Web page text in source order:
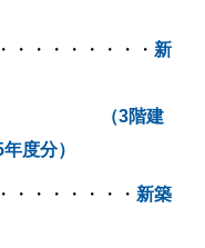
・・・・・・・・ 新
建
度分）
・・・・・・・ 新築